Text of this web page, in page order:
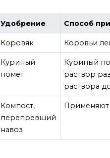
Удобрение Способ
Коровяк Коровьи
Куриный
помет
Куриный
раствор
раствора
Компост,
перепревший
навоз
Применяют